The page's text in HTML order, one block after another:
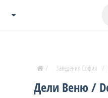
Пловдив
Дели Веню /
/ Заведения София /